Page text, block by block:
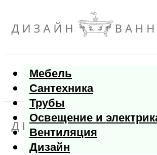
Мебель
Сантехника
Трубы
Освещение и
Вентиляция
Дизайн